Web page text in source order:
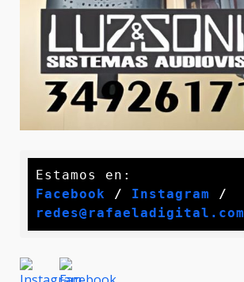
Facebook / Instagram /
redes@rafaeladigital.com